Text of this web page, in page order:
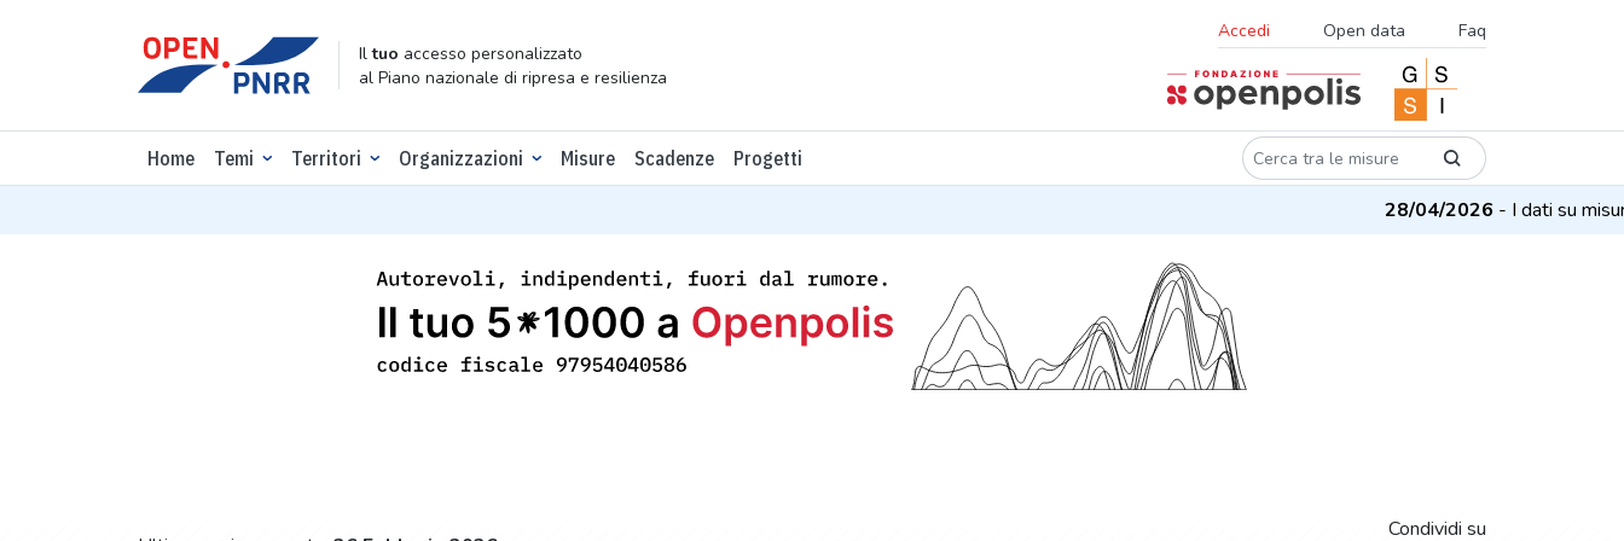
Iltuo accesso personalizzato
al Piano nazionale di ripresa e resilienza
Accedi Open data Faq
Home Temi Territori Organizzazioni Misure Scadenze Progetti
28/04/2026- I dati su misure e
Condividi su